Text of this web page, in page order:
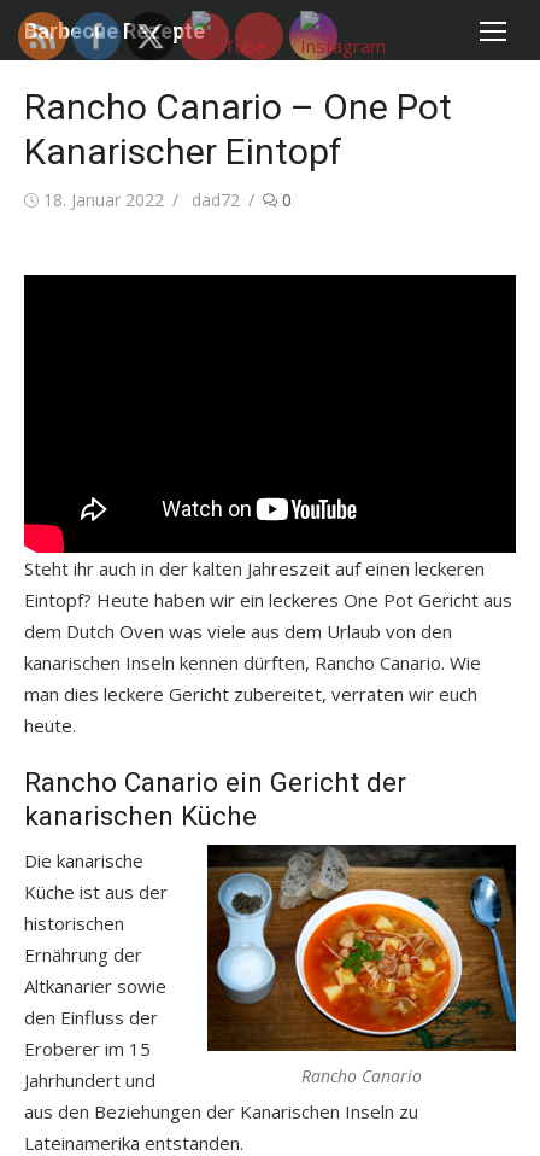
Skip
Barbecue Rezepte
Rancho Canario – One Pot
Kanarischer Eintopf
Posted
18. Januar 2022 Author
dad72 0
Steht ihr auch in der kalten Jahreszeit auf einen leckeren
Eintopf? Heute haben wir ein leckeres One Pot Gericht aus
dem Dutch Oven was viele aus dem Urlaub von den
kanarischen Inseln kennen dürften, Rancho Canario. Wie
man dies leckere Gericht zubereitet, verraten wir euch
heute.
Rancho Canario ein Gericht der
kanarischen Küche
Rancho Canario
Die kanarische
Küche ist aus der
historischen
Ernährung der
Altkanarier sowie
den Einfluss der
Eroberer im 15
Jahrhundert und
aus den Beziehungen der Kanarischen Inseln zu
Lateinamerika entstanden.